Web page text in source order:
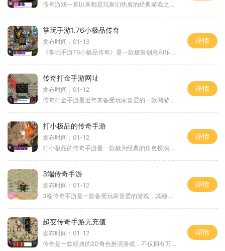
传奇游戏一直以来都是玩家们热衷的经典游戏之一，如今在安卓平台上也有了仿盛大传奇1.76安卓版。这款游戏采用了2D视角，为玩家带来了真实的传奇游戏体验。本文将从玩法、角色扮
掌玩手游1.76小极品传奇
发布时间：01-13
《掌玩手游76小极品传奇》是一款极富创意和乐趣的手游。该游戏以其独特的玩法和精美的画面设计吸引了众多玩家的关注。本文将为您详细介绍该游戏的具体玩法。在《掌玩手游76小极
详情
传奇打金手游网址
发布时间：01-12
传奇打金手游是近年来备受玩家喜爱的一款网游，其吸引之处不仅在于传奇经典游戏的再现，更重要的是它以打金玩法为特色，让玩家能够赚取真实的金币。下面就让我们来详细了解一
详情
打小极品的传奇手游
发布时间：01-12
打小极品的传奇手游是一款极为经典的角色扮演类手游。这款游戏以其独特的游戏玩法和丰富多样的剧情故事吸引了众多玩家的关注和喜爱。下面，让我们一起来详细了解一下这款精彩
详情
3端传奇手游
发布时间：01-12
3端传奇手游是一款备受玩家喜爱的游戏，其融合了三个不同平台的特点，为玩家们带来了全新的游戏体验。本文将为大家详细介绍这款传奇手游的具体玩法。3端传奇手游提供了PC、手机
详情
超变传奇手游无充值
发布时间：01-12
传奇是一款经典的2D角色扮演游戏，不仅拥有万人在线玩家互动的特点，同时还具备自由交易等创新的玩法。与众多手游不同的是，超变传奇手游提供了无充值的游戏体验，让玩家可以自
详情